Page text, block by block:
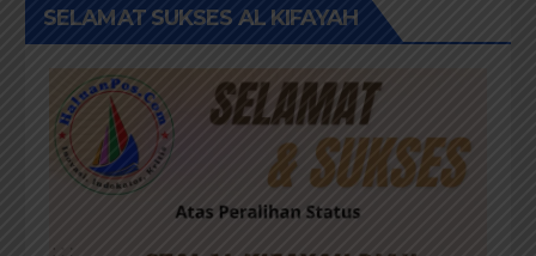
SELAMAT SUKSES AL KIFAYAH